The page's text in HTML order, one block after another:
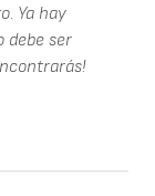
Ya hay
debe ser